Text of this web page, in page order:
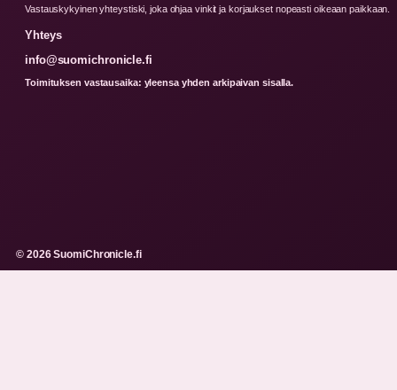
Vastauskykyinen yhteystiski, joka ohjaa vinkit ja korjaukset nopeasti oikeaan paikkaan.
Yhteys
info@suomichronicle.fi
Toimituksen vastausaika: yleensa yhden arkipaivan sisalla.
© 2026 SuomiChronicle.fi